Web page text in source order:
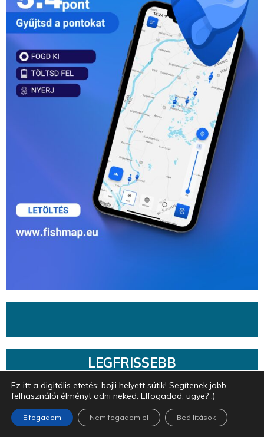
LEGFRISSEBB
Dunai küllőt, fürge csellét, kövicsíket és
Morgó-patakból
Ez itt a digitális etetés: bojli helyett sütik! Segítenek jobb
felhasználói élményt adni neked. Elfogadod, ugye? :)
Elfogadom Nem fogadom el Beállítások